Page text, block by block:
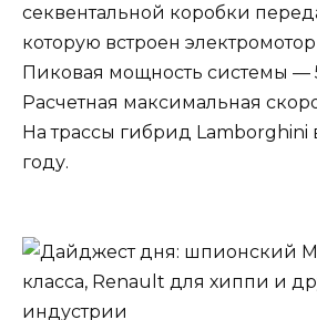
секвентальной коробки
которую встроен электромотор
Пиковая мощность системы —
Расчетная максимальная
На трассы гибрид Lamborghini
году.